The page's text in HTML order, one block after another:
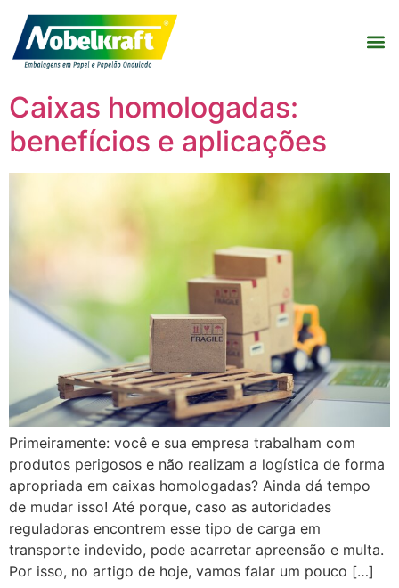
Caixas homologadas:
benefícios e aplicações
Primeiramente: você e sua empresa trabalham com
produtos perigosos e não realizam a logística de forma
apropriada em caixas homologadas? Ainda dá tempo
de mudar isso! Até porque, caso as autoridades
reguladoras encontrem esse tipo de carga em
transporte indevido, pode acarretar apreensão e multa.
Por isso, no artigo de hoje, vamos falar um pouco […]